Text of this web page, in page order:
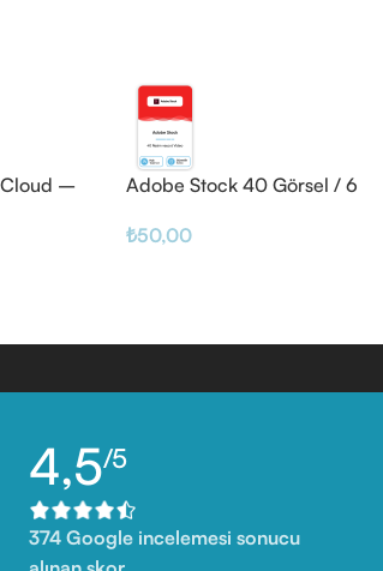
–
Adobe Stock 40 Görsel / 6
₺50,00
4,5/5
374 Google incelemesi sonucu